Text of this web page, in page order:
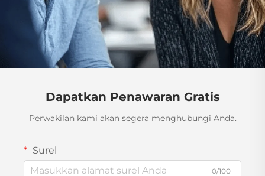
Dapatkan Penawaran Gratis
Perwakilan kami akan segera menghubungi Anda.
Surel
0/100